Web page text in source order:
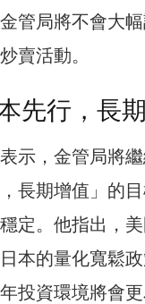
管局將不會大
賣活動。
先行，長
示，金管局將
長期增值」的
定。他指出，
本的量化寬鬆
投資環境將會